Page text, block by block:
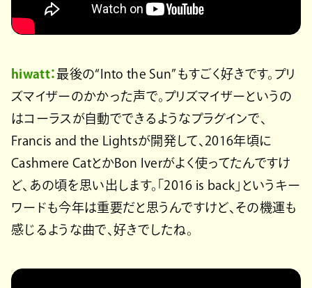
hiwatt：最後の“Into the Sun”もすごく好きです。プリ
ズマイザーのかかった声で。プリズマイザーというの
はコーラスが自動でできるようなプラグインで、
Francis and the Lightsが開発して、2016年頃に
Cashmere CatとかBon Iverがよく使ってたんですけ
ど、あの頃を思い出します。「2016 is back」というキー
ワードも今年は重要だと思うんですけど、その機運も
感じるような曲で、好きでしたね。